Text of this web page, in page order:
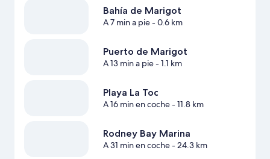
Bahía de Marigot
A 7 min a pie- 0.6 km
Puerto de Marigot
A 13 min a pie- 1.1 km
Playa La Toc
A 16 min en coche- 11.8 km
Rodney Bay Marina
A 31 min en coche- 24.3 km